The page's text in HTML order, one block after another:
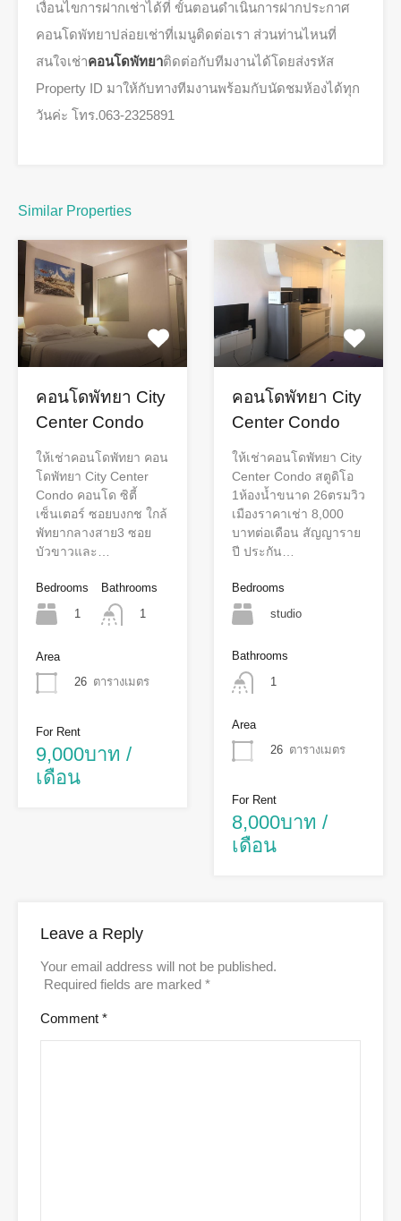
เงื่อนไขการฝากเช่าได้ที่ ขั้นตอนดำเนินการฝากประกาศ
คอนโดพัทยาปล่อยเช่าที่เมนูติดต่อเรา ส่วนท่านไหนที่
สนใจเช่าคอนโดพัทยาติดต่อกับทีมงานได้โดยส่งรหัส
Property ID มาให้กับทางทีมงานพร้อมกับนัดชมห้องได้ทุก
วันค่ะ โทร.063-2325891
Similar Properties
คอนโดพัทยา City
Center Condo
ให้เช่าคอนโดพัทยา คอน
โดพัทยา City Center
Condo คอนโด​ ซิตี้
เซ็นเตอร์​ ซอยบงกช​ ใกล้
พัทยากลางสาย3 ซอย
บัวขาวและ​…
Bedrooms
1
Bathrooms
1
Area
26 ตารางเมตร
For Rent
9,000บาท /
เดือน
คอนโดพัทยา City
Center Condo
ให้เช่าคอนโดพัทยา City
Center Condo สตูดิโอ​
1ห้องน้ำขนาด​ 26ตรมวิว
เมือง​ราคาเช่า​ 8,000​
บาท​ต่อเดือน​ สัญญาราย
ปี ประกัน​…
Bedrooms
studio
Bathrooms
1
Area
26 ตารางเมตร
For Rent
8,000บาท /
เดือน
Leave a Reply
Your email address will not be published.
Required fields are marked *
Comment *